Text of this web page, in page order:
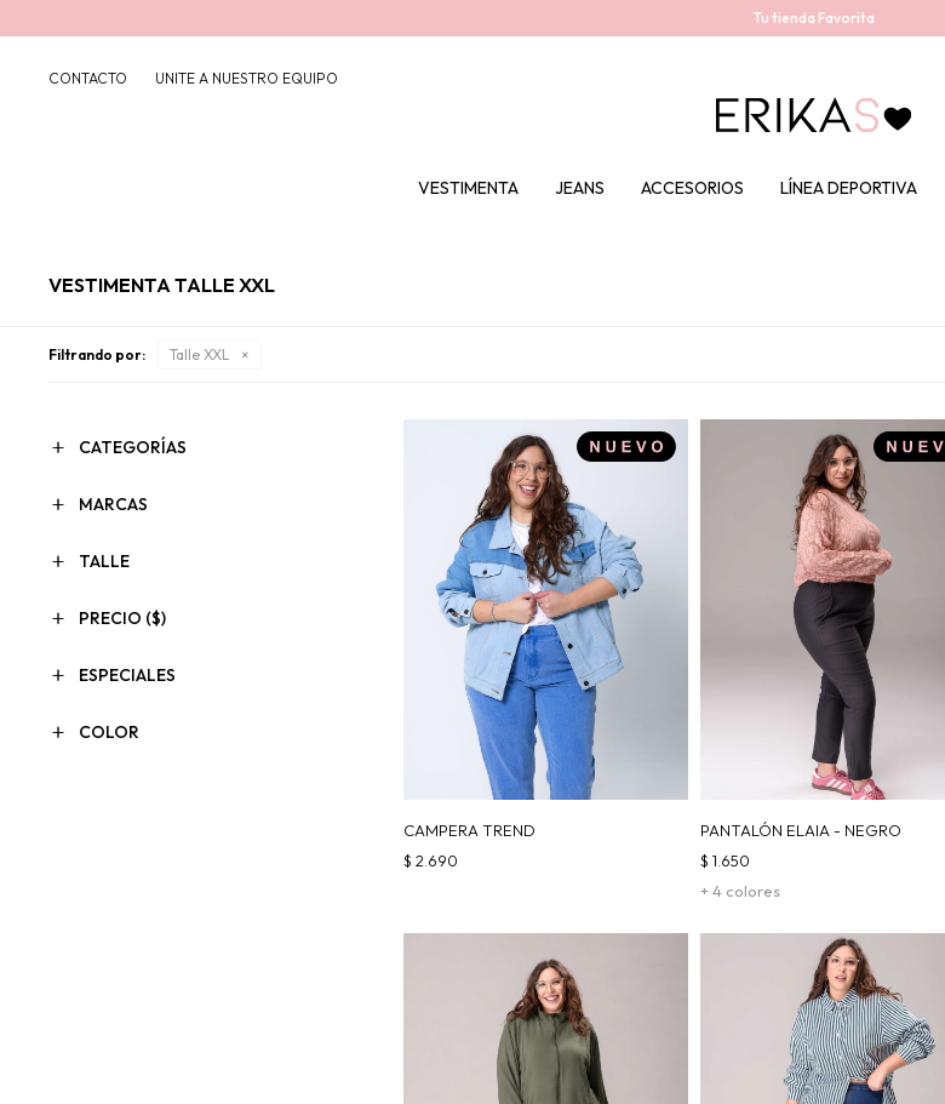
Tu tienda Favorita
VESTIMENTA JEANS ACCESORIOS LÍNEA DEPORTIVA
CONTACTO UNITE A NUESTRO EQUIPO
VESTIMENTA TALLE XXL
Filtrando por: Talle XXL
CAMPERA TREND
$ 2.690
PANTALÓN ELAIA - NEGRO
+ 4 colores
$ 1.650
CATEGORÍAS
MARCAS
TALLE
PRECIO ($)
ESPECIALES
COLOR